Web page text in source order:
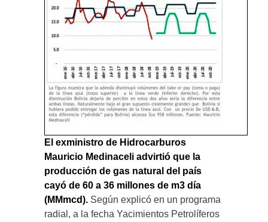
El exministro de Hidrocarburos
Mauricio Medinaceli advirtió que la
producción de gas natural del país
cayó de 60 a 36 millones de m3 día
(MMmcd). Según explicó en un programa
radial, a la fecha Yacimientos Petrolíferos